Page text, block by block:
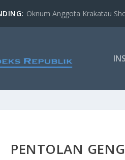
Oknum Anggota Krakatau
PENTOLAN